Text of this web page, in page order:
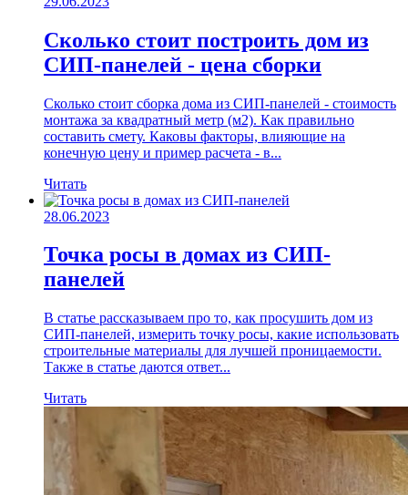
Сколько стоит построить дом из
СИП-панелей - цена сборки
Сколько стоит сборка дома из СИП-панелей - стоимость
монтажа за квадратный метр (м2). Как правильно
составить смету. Каковы факторы, влияющие на
конечную цену и пример расчета - в...
Читать
28.06.2023
Точка росы в домах из СИП-
панелей
В статье рассказываем про то, как просушить дом из
СИП-панелей, измерить точку росы, какие использовать
строительные материалы для лучшей проницаемости.
Также в статье даются ответ...
Читать